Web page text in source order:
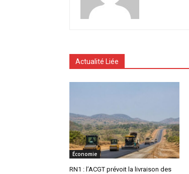
Actualité Liée
Économie
RN1 : l’ACGT prévoit la livraison des